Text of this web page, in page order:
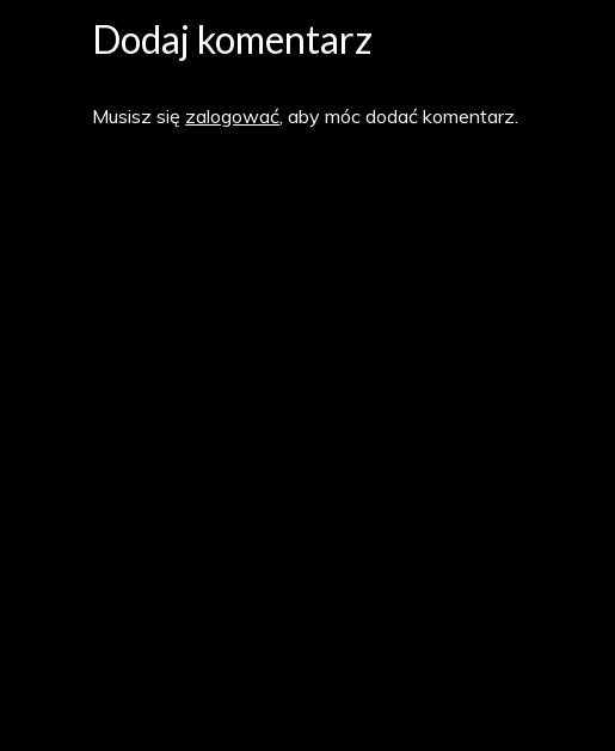
Dodaj komentarz
Musisz się zalogować, aby móc dodać komentarz.